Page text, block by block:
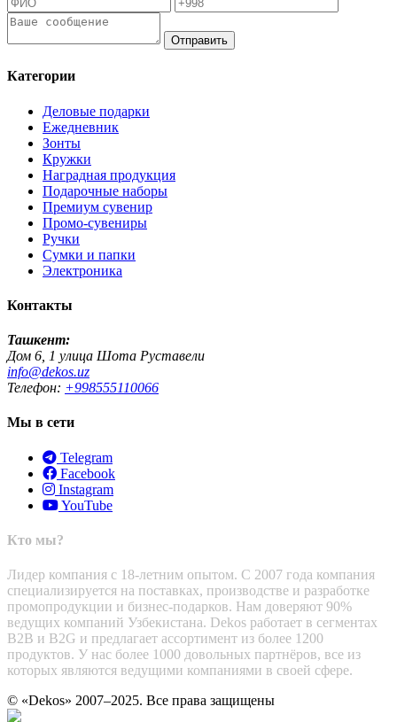
Отправить
Категории
Деловые подарки
Ежедневник
Зонты
Кружки
Наградная продукция
Подарочные наборы
Премиум сувенир
Промо-сувениры
Ручки
Сумки и папки
Электроника
Контакты
Ташкент:
Дом 6, 1 улица Шота Руставели
info@dekos.uz
Телефон: +998555110066
Мы в сети
Telegram
Facebook
Instagram
YouTube
Кто мы?
Лидер компания с 18-летним опытом. С 2007 года компания
специализируется на поставках, производстве и разработке
промопродукции и бизнес-подарков. Нам доверяют 90%
ведущих компаний Узбекистана. Dekos работает в сегментах
B2B и B2G и предлагает ассортимент из более 1200
продуктов. У нас более 1000 довольных партнёров, все из
которых являются ведущими компаниями в своей сфере.
© «Dekos» 2007–2025. Все права защищены